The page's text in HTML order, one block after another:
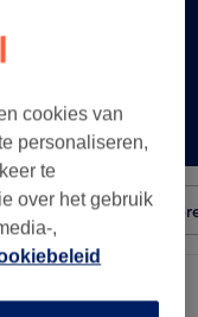
Salons
du Brabant
cookies van
personaliseren,
te
over het gebruik
,